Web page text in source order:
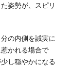
姿勢が、スピリ
の内側を誠実に
かれる場合で
し穏やかになる